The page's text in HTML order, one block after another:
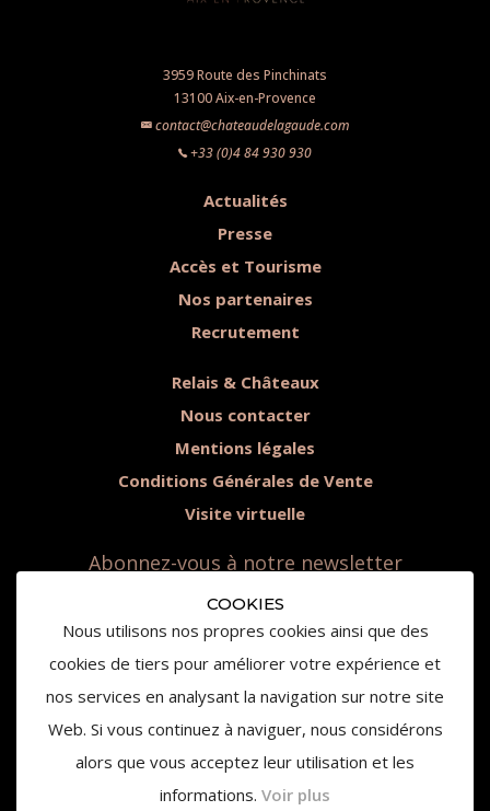
COOKIES
Nous utilisons nos propres cookies ainsi que des
cookies de tiers pour améliorer votre expérience et
nos services en analysant la navigation sur notre site
Web. Si vous continuez à naviguer, nous considérons
alors que vous acceptez leur utilisation et les
informations. Voir plus
3959 Route des Pinchinats
13100 Aix-en-Provence
contact@chateaudelagaude.com
+33 (0)4 84 930 930
Actualités
Presse
Accès et Tourisme
Nos partenaires
Recrutement
Relais & Châteaux
Nous contacter
Mentions légales
Conditions Générales de Vente
Visite virtuelle
Abonnez-vous à notre newsletter
Suivez-nous